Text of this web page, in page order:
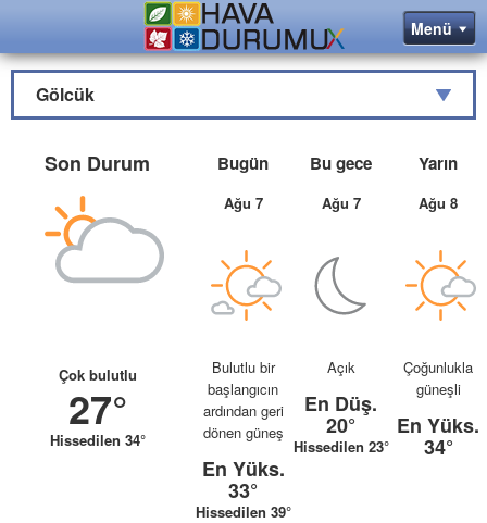
Gölcük
Son Durum
Çok bulutlu
27°
Hissedilen 34°
Bugün
Ağu 7
Bulutlu bir
başlangıcın
ardından geri
dönen güneş
En Yüks.
33°
Hissedilen 39°
Bu gece
Ağu 7
Açık
En Düş.
20°
Hissedilen 23°
Yarın
Ağu 8
Çoğunlukla
güneşli
En Yüks.
34°